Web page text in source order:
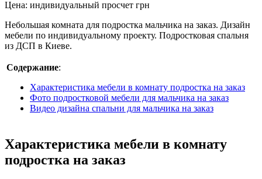
Цена: индивидуальный просчет грн
Небольшая комната для подростка мальчика на заказ. Дизайн
мебели по индивидуальному проекту. Подростковая спальня
из ДСП в Киеве.
Содержание:
Характеристика мебели в комнату подростка на заказ
Фото подростковой мебели для мальчика на заказ
Видео дизайна спальни для мальчика на заказ
Характеристика мебели в комнату
подростка на заказ